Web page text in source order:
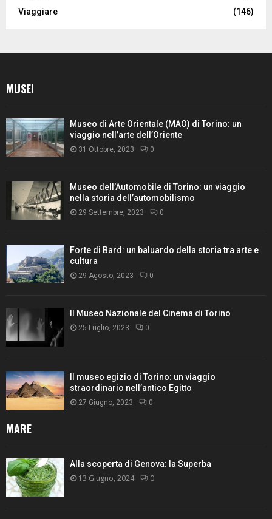
Viaggiare
(146)
MUSEI
Museo di Arte Orientale (MAO) di Torino: un
viaggio nell’arte dell’Oriente
31 Ottobre, 2023 0
Museo dell’Automobile di Torino: un viaggio
nella storia dell’automobilismo
29 Settembre, 2023 0
Forte di Bard: un baluardo della storia tra arte e
cultura
29 Agosto, 2023 0
Il Museo Nazionale del Cinema di Torino
25 Luglio, 2023 0
Il museo egizio di Torino: un viaggio
straordinario nell’antico Egitto
27 Giugno, 2023 0
MARE
Alla scoperta di Genova: la Superba
13 Giugno, 2024 0